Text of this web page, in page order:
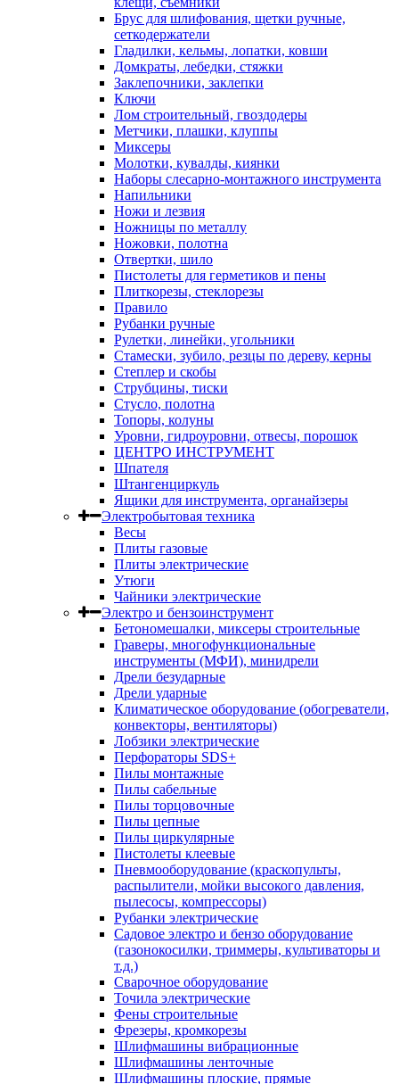
Брус для шлифования, щетки ручные,
сеткодержатели
Гладилки, кельмы, лопатки, ковши
Домкраты, лебедки, стяжки
Заклепочники, заклепки
Ключи
Лом строительный, гвоздодеры
Метчики, плашки, клуппы
Миксеры
Молотки, кувалды, киянки
Наборы слесарно-монтажного инструмента
Напильники
Ножи и лезвия
Ножницы по металлу
Ножовки, полотна
Отвертки, шило
Пистолеты для герметиков и пены
Плиткорезы, стеклорезы
Правило
Рубанки ручные
Рулетки, линейки, угольники
Стамески, зубило, резцы по дереву, керны
Степлер и скобы
Струбцины, тиски
Стусло, полотна
Топоры, колуны
Уровни, гидроуровни, отвесы, порошок
ЦЕНТРО ИНСТРУМЕНТ
Шпателя
Штангенциркуль
Ящики для инструмента, органайзеры
Электробытовая техника
Весы
Плиты газовые
Плиты электрические
Утюги
Чайники электрические
Электро и бензоинструмент
Бетономешалки, миксеры строительные
Граверы, многофункциональные
инструменты (МФИ), минидрели
Дрели безударные
Дрели ударные
Климатическое оборудование (обогреватели,
конвекторы, вентиляторы)
Лобзики электрические
Перфораторы SDS+
Пилы монтажные
Пилы сабельные
Пилы торцовочные
Пилы цепные
Пилы циркулярные
Пистолеты клеевые
Пневмооборудование (краскопульты,
распылители, мойки высокого давления,
пылесосы, компрессоры)
Рубанки электрические
Садовое электро и бензо оборудование
(газонокосилки, триммеры, культиваторы и
т.д.)
Сварочное оборудование
Точила электрические
Фены строительные
Фрезеры, кромкорезы
Шлифмашины вибрационные
Шлифмашины ленточные
Шлифмашины плоские, прямые